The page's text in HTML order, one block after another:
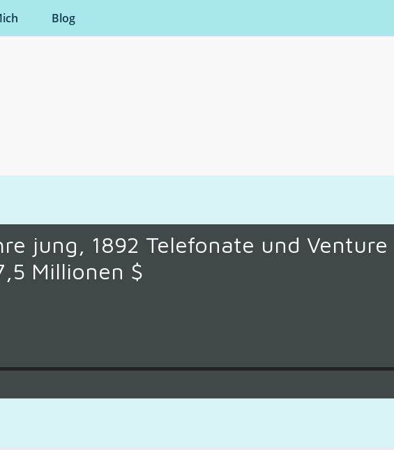
Blog
jung, 1892 Telefonate und Venture
Millionen $